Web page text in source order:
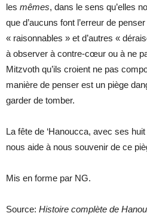
les mêmes, dans le sens qu’elles
que d’aucuns font l’erreur de
« raisonnables » et d’autres «
à observer à contre-cœur ou à ne
Mitzvoth qu’ils croient ne pas
manière de penser est un piège
garder de tomber.
La fête de ‘Hanoucca, avec ses
nous aide à nous souvenir de ce
Mis en forme par NG.
Source: Histoire complète de